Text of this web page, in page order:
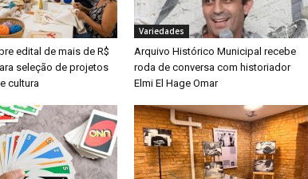
edital de mais de R$
seleção de projetos
cultura
Variedades
Arquivo Histórico Municipal recebe
roda de conversa com historiador
Elmi El Hage Omar